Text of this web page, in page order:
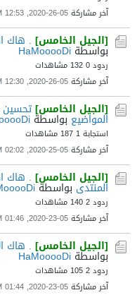
آخر مشاركة05-26-2020, 12:53 AM
[الجيل الخامس] . هاك
بواسطة HaMooooDi
ردود 0
132 مشاهدات
آخر مشاركة05-26-2020, 12:30 AM
[الجيل الخامس]تحسين
المواضيع بواسطة
استجابة 1
187 مشاهدات
آخر مشاركة05-25-2020, 02:02 PM
[الجيل الخامس] . هاك
المنتدى بواسطة
ردود 2
140 مشاهدات
آخر مشاركة05-23-2020, 01:46 AM
[الجيل الخامس] . هاك
بواسطة HaMooooDi
ردود 2
105 مشاهدات
آخر مشاركة05-23-2020, 01:44 AM